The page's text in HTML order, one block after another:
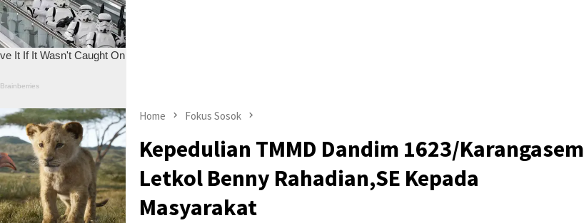
Home Fokus Sosok
Kepedulian TMMD Dandim 1623/Karangasem
Letkol Benny Rahadian,SE Kepada
Masyarakat